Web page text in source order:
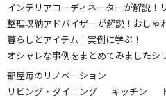
インテリアコーディネーターが解説！
整理収納アドバイザーが解説！おしゃ
暮らしとアイテム｜実例に学ぶ！
オシャレな事例をまとめてみましたシ
部屋毎のリノベーション
リビング・ダイニング
キッチン